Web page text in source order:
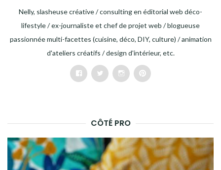
Nelly, slasheuse créative / consulting en éditorial web déco-
lifestyle / ex-journaliste et chef de projet web / blogueuse
passionnée multi-facettes (cuisine, déco, DIY, culture) / animation
d'ateliers créatifs / design d'intérieur, etc.
FacebookTwitterInstagramPinterest
CÔTÉ PRO